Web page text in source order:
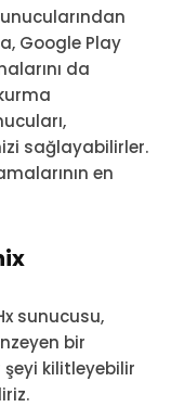
Google Play
da
sağlayabilirler.
en
sunucusu,
bir
şeyi kilitleyebilir